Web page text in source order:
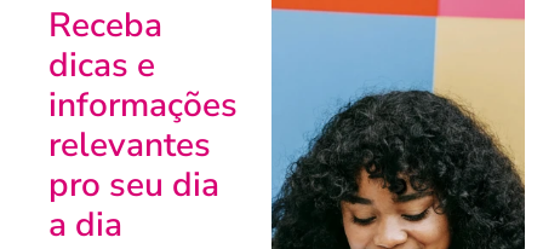
Receba
dicas e
informações
relevantes
pro seu dia
a dia